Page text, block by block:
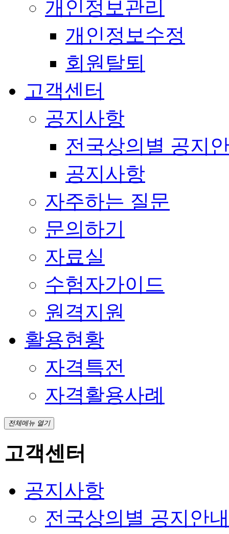
개인정보관리
개인정보수정
회원탈퇴
고객센터
공지사항
전국상의별 공지
공지사항
자주하는 질문
문의하기
자료실
수험자가이드
원격지원
활용현황
자격특전
자격활용사례
전체메뉴 열기
고객센터
공지사항
전국상의별 공지안내